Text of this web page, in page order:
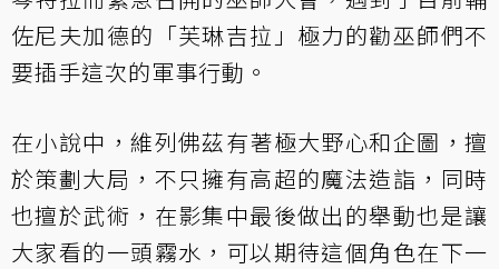
佐尼夫加德的「芙琳吉拉」極力的勸巫師們不
要插手這次的軍事行動。
在小說中，維列佛茲有著極大野心和企圖，擅
於策劃大局，不只擁有高超的魔法造詣，同時
也擅於武術，在影集中最後做出的舉動也是讓
大家看的一頭霧水，可以期待這個角色在下一